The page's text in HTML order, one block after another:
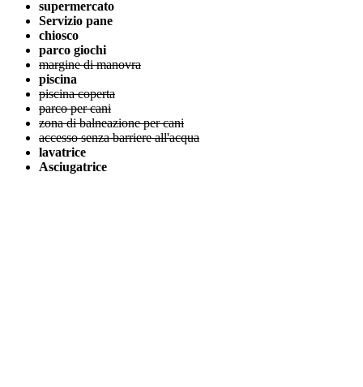
supermercato
Servizio pane
chiosco
parco giochi
margine di manovra
piscina
piscina coperta
parco per cani
zona di balneazione per cani
accesso senza barriere all'acqua
lavatrice
Asciugatrice